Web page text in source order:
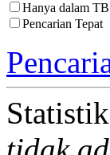
Hanya dalam TB
Pencarian Tepat